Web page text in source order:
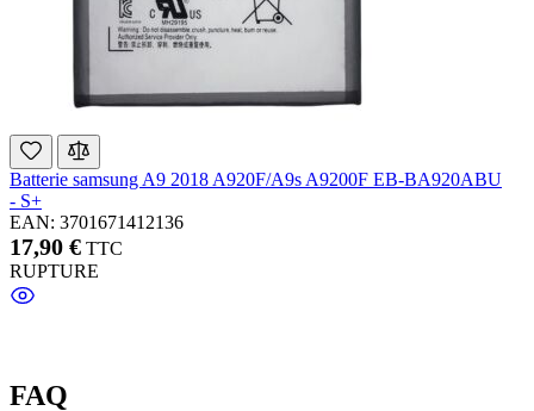
Batterie samsung A9 2018 A920F/A9s A9200F EB-BA920ABU
- S+
EAN: 3701671412136
17,90 € TTC
RUPTURE
FAQ